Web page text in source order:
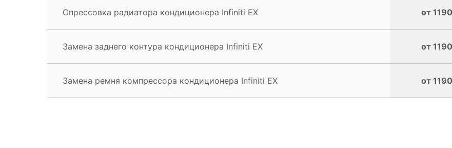
Опрессовка радиатора кондиционера Infiniti EX от
Замена заднего контура кондиционера Infiniti EX от
Замена ремня компрессора кондиционера Infiniti EX от